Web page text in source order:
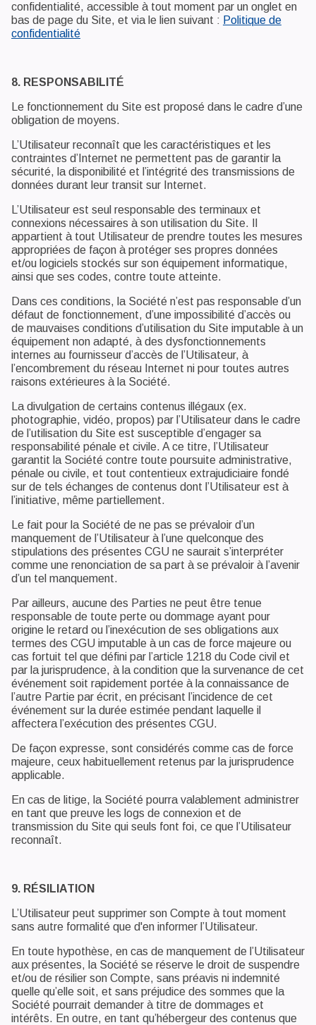
confidentialité, accessible à tout moment par un onglet en
bas de page du Site, et via le lien suivant : Politique de
confidentialité
8. RESPONSABILITÉ
Le fonctionnement du Site est proposé dans le cadre d’une
obligation de moyens.
L’Utilisateur reconnaît que les caractéristiques et les
contraintes d’Internet ne permettent pas de garantir la
sécurité, la disponibilité et l’intégrité des transmissions de
données durant leur transit sur Internet.
L’Utilisateur est seul responsable des terminaux et
connexions nécessaires à son utilisation du Site. Il
appartient à tout Utilisateur de prendre toutes les mesures
appropriées de façon à protéger ses propres données
et/ou logiciels stockés sur son équipement informatique,
ainsi que ses codes, contre toute atteinte.
Dans ces conditions, la Société n’est pas responsable d’un
défaut de fonctionnement, d’une impossibilité d’accès ou
de mauvaises conditions d’utilisation du Site imputable à un
équipement non adapté, à des dysfonctionnements
internes au fournisseur d’accès de l’Utilisateur, à
l’encombrement du réseau Internet ni pour toutes autres
raisons extérieures à la Société.
La divulgation de certains contenus illégaux (ex.
photographie, vidéo, propos) par l’Utilisateur dans le cadre
de l’utilisation du Site est susceptible d’engager sa
responsabilité pénale et civile. A ce titre, l’Utilisateur
garantit la Société contre toute poursuite administrative,
pénale ou civile, et tout contentieux extrajudiciaire fondé
sur de tels échanges de contenus dont l’Utilisateur est à
l’initiative, même partiellement.
Le fait pour la Société de ne pas se prévaloir d’un
manquement de l’Utilisateur à l’une quelconque des
stipulations des présentes CGU ne saurait s’interpréter
comme une renonciation de sa part à se prévaloir à l’avenir
d’un tel manquement.
Par ailleurs, aucune des Parties ne peut être tenue
responsable de toute perte ou dommage ayant pour
origine le retard ou l’inexécution de ses obligations aux
termes des CGU imputable à un cas de force majeure ou
cas fortuit tel que défini par l’article 1218 du Code civil et
par la jurisprudence, à la condition que la survenance de cet
événement soit rapidement portée à la connaissance de
l’autre Partie par écrit, en précisant l’incidence de cet
événement sur la durée estimée pendant laquelle il
affectera l’exécution des présentes CGU.
De façon expresse, sont considérés comme cas de force
majeure, ceux habituellement retenus par la jurisprudence
applicable.
En cas de litige, la Société pourra valablement administrer
en tant que preuve les logs de connexion et de
transmission du Site qui seuls font foi, ce que l’Utilisateur
reconnaît.
9. RÉSILIATION
L’Utilisateur peut supprimer son Compte à tout moment
sans autre formalité que d'en informer l’Utilisateur.
En toute hypothèse, en cas de manquement de l’Utilisateur
aux présentes, la Société se réserve le droit de suspendre
et/ou de résilier son Compte, sans préavis ni indemnité
quelle qu’elle soit, et sans préjudice des sommes que la
Société pourrait demander à titre de dommages et
intérêts. En outre, en tant qu’hébergeur des contenus que